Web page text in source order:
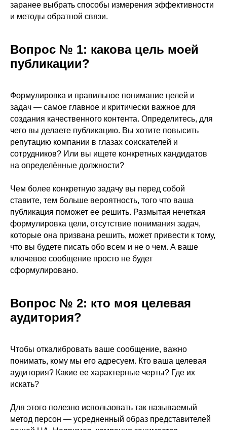
заранее выбрать способы измерения эффективности
и методы обратной связи.
Вопрос № 1: какова цель моей
публикации?
Формулировка и правильное понимание целей и
задач — самое главное и критически важное для
создания качественного контента. Определитесь, для
чего вы делаете публикацию. Вы хотите повысить
репутацию компании в глазах соискателей и
сотрудников? Или вы ищете конкретных кандидатов
на определённые должности?
Чем более конкретную задачу вы перед собой
ставите, тем больше вероятность, того что ваша
публикация поможет ее решить. Размытая нечеткая
формулировка цели, отсутствие понимания задач,
которые она призвана решить, может привести к тому,
что вы будете писать обо всем и не о чем. А ваше
ключевое сообщение просто не будет
сформулировано.
Вопрос № 2: кто моя целевая
аудитория?
Чтобы откалибровать ваше сообщение, важно
понимать, кому мы его адресуем. Кто ваша целевая
аудитория? Какие ее характерные черты? Где их
искать?
Для этого полезно использовать так называемый
метод персон — усредненный образ представителей